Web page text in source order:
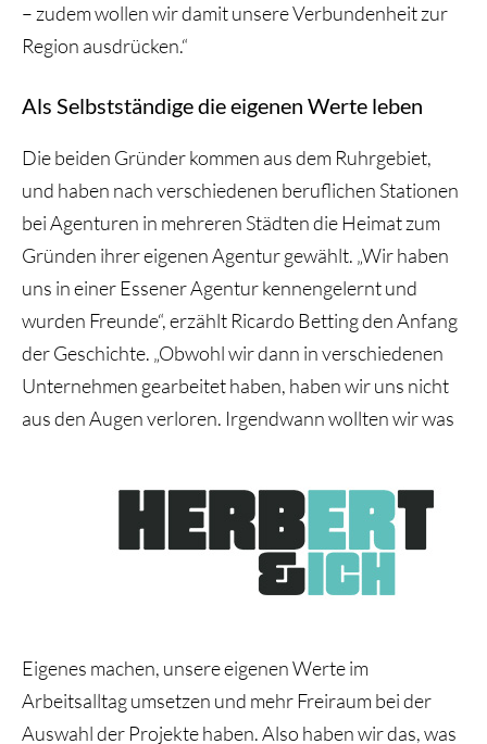
– zudem wollen wir damit unsere Verbundenheit zur
Region ausdrücken.“
Als Selbstständige die eigenen Werte leben
Die beiden Gründer kommen aus dem Ruhrgebiet,
und haben nach verschiedenen beruflichen Stationen
bei Agenturen in mehreren Städten die Heimat zum
Gründen ihrer eigenen Agentur gewählt. „Wir haben
uns in einer Essener Agentur kennengelernt und
wurden Freunde“, erzählt Ricardo Betting den Anfang
der Geschichte. „Obwohl wir dann in verschiedenen
Unternehmen gearbeitet haben, haben wir uns nicht
aus den Augen verloren. Irgendwann wollten wir was
Eigenes machen, unsere eigenen Werte im
Arbeitsalltag umsetzen und mehr Freiraum bei der
Auswahl der Projekte haben. Also haben wir das, was